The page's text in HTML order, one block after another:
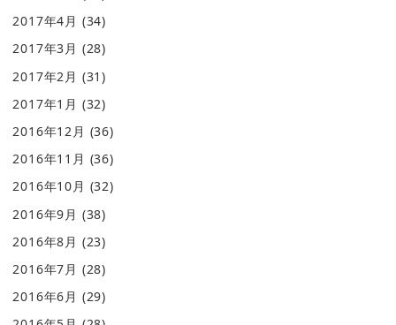
2017年4月 (34)
2017年3月 (28)
2017年2月 (31)
2017年1月 (32)
2016年12月 (36)
2016年11月 (36)
2016年10月 (32)
2016年9月 (38)
2016年8月 (23)
2016年7月 (28)
2016年6月 (29)